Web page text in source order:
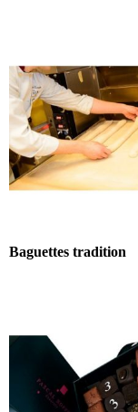
Baguettes tradition